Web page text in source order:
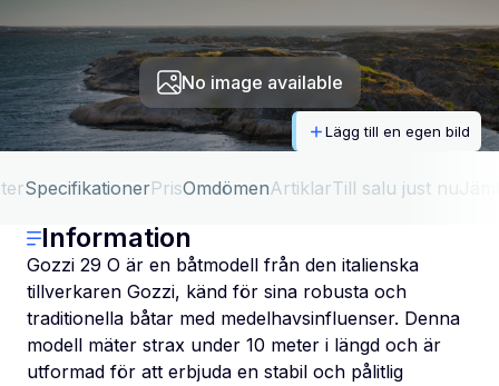
No image available
Lägg till en egen bild
SpecifikationerPrisOmdömenArtiklarTill salu just nu
Information
Gozzi 29 O är en båtmodell från den italienska
tillverkaren Gozzi, känd för sina robusta och
traditionella båtar med medelhavsinfluenser. Denna
modell mäter strax under 10 meter i längd och är
utformad för att erbjuda en stabil och pålitlig